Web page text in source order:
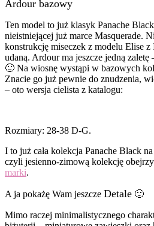
Ardour bazowy
Ten model to już klasyk Panache
nieistniejącej już marce Masquerade.
konstrukcję miseczek z modelu Elise z
udaną. Ardour ma jeszcze jedną
🙂 Na wiosnę wystąpi w bazowych
Znacie go już pewnie do znudzenia,
– oto wersja cielista z katalogu:
Rozmiary: 28-38 D-G.
I to już cała kolekcja Panache Black
czyli jesienno-zimową kolekcję
marki.
A ja pokażę Wam jeszcze Detale 🙂
Mimo raczej minimalistycznego